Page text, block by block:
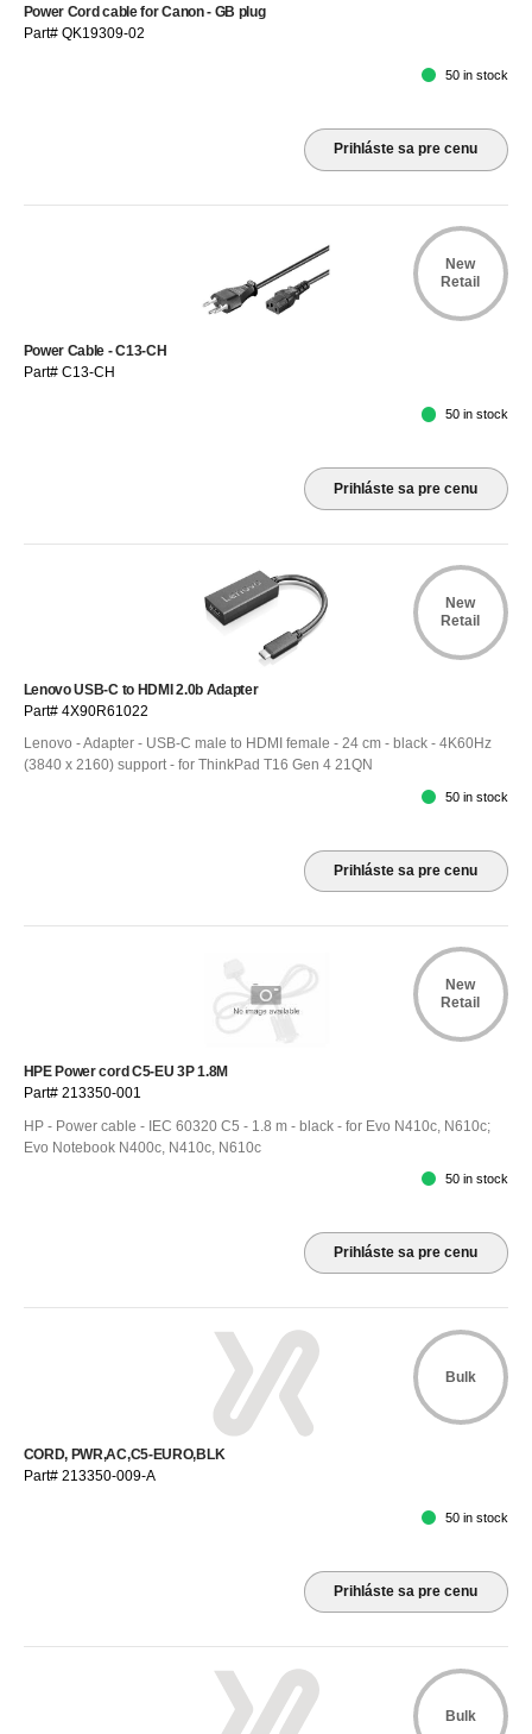
Power Cord cable for Canon - GB plug
Part# QK19309-02
50 in stock
Prihláste sa pre cenu
New
Retail
Power Cable - C13-CH
Part# C13-CH
50 in stock
Prihláste sa pre cenu
New
Retail
Lenovo USB-C to HDMI 2.0b Adapter
Part# 4X90R61022
Lenovo - Adapter - USB-C male to HDMI female - 24 cm - black - 4K60Hz
(3840 x 2160) support - for ThinkPad T16 Gen 4 21QN
50 in stock
Prihláste sa pre cenu
New
Retail
HPE Power cord C5-EU 3P 1.8M
Part# 213350-001
HP - Power cable - IEC 60320 C5 - 1.8 m - black - for Evo N410c, N610c;
Evo Notebook N400c, N410c, N610c
50 in stock
Prihláste sa pre cenu
Bulk
CORD, PWR,AC,C5-EURO,BLK
Part# 213350-009-A
50 in stock
Prihláste sa pre cenu
Bulk